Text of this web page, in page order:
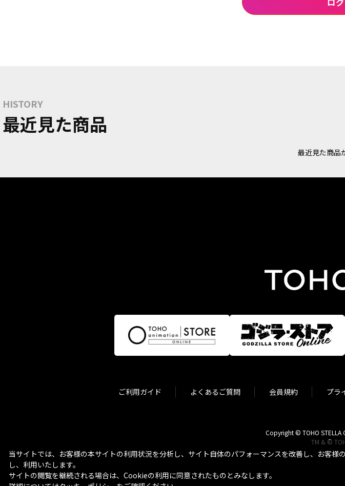
HISTORY
最近見た商品
最近見た商品
ご利用ガイド よくあるご質問 会員規約 プラ
Copyright © TOHO STELLA
TM & ©
当サイトでは、お客様の本サイトの利用状況を分析し、サイト自体のパフォーマンスを改善し、お客
し、利用いたします。
サイトの閲覧を継続される場合は、Cookieの利用に同意されたものとみなします。